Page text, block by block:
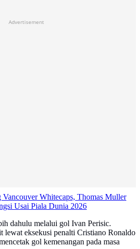
Advertisement
Vancouver Whitecaps, Thomas Muller
Usai Piala Dunia 2026
dahulu melalui gol Ivan Perisic.
lewat eksekusi penalti Cristiano Ronaldo
gol kemenangan pada masa